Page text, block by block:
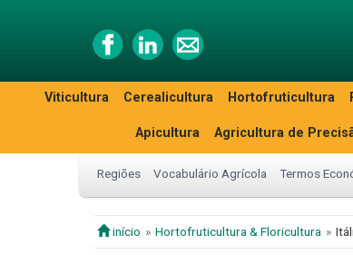
Viticultura Cerealicultura Hortofruticultura
Apicultura Agricultura de
Regiões Vocabulário Agrícola Termos
início Hortofruticultura & Floricultura